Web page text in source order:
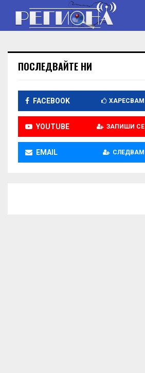
ПОСЛЕДВАЙТЕ НИ
FACEBOOK ХАРЕСВАМ
YOUTUBE ЗАПИШИ СЕ
EMAIL СЛЕДВАМ